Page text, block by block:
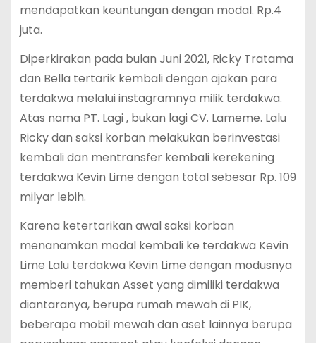
mendapatkan keuntungan dengan modal. Rp.4
juta.
Diperkirakan pada bulan Juni 2021, Ricky Tratama
dan Bella tertarik kembali dengan ajakan para
terdakwa melalui instagramnya milik terdakwa.
Atas nama PT. Lagi , bukan lagi CV. Lameme. Lalu
Ricky dan saksi korban melakukan berinvestasi
kembali dan mentransfer kembali kerekening
terdakwa Kevin Lime dengan total sebesar Rp. 109
milyar lebih.
Karena ketertarikan awal saksi korban
menanamkan modal kembali ke terdakwa Kevin
Lime Lalu terdakwa Kevin Lime dengan modusnya
memberi tahukan Asset yang dimiliki terdakwa
diantaranya, berupa rumah mewah di PIK,
beberapa mobil mewah dan aset lainnya berupa